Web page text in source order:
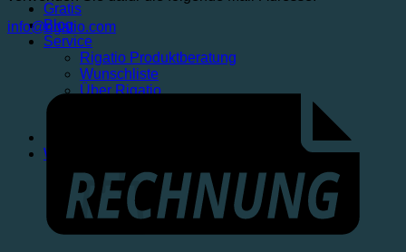
Gratis
Blog
Service
Rigatio Produktberatung
Wunschliste
Über Rigatio
Warenkorb /
info@rigatio.com